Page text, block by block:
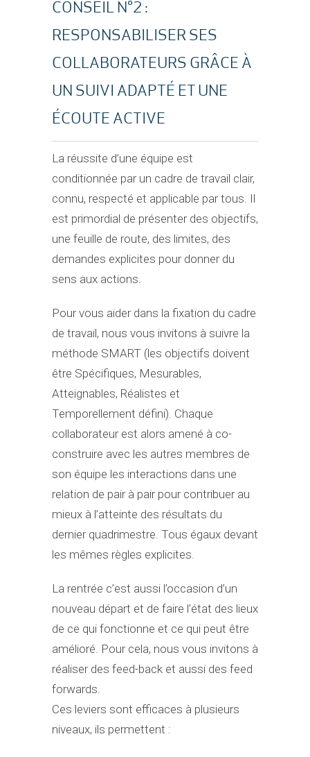
CONSEIL N°2 :
RESPONSABILISER SES
COLLABORATEURS GRÂCE À
UN SUIVI ADAPTÉ ET UNE
ÉCOUTE ACTIVE
La réussite d’une équipe est
conditionnée par un cadre de travail clair,
connu, respecté et applicable par tous. Il
est primordial de présenter des objectifs,
une feuille de route, des limites, des
demandes explicites pour donner du
sens aux actions.
Pour vous aider dans la fixation du cadre
de travail, nous vous invitons à suivre la
méthode SMART (les objectifs doivent
être Spécifiques, Mesurables,
Atteignables, Réalistes et
Temporellement défini). Chaque
collaborateur est alors amené à co-
construire avec les autres membres de
son équipe les interactions dans une
relation de pair à pair pour contribuer au
mieux à l’atteinte des résultats du
dernier quadrimestre. Tous égaux devant
les mêmes règles explicites.
La rentrée c’est aussi l’occasion d’un
nouveau départ et de faire l’état des lieux
de ce qui fonctionne et ce qui peut être
amélioré. Pour cela, nous vous invitons à
réaliser des feed-back et aussi des feed
forwards.
Ces leviers sont efficaces à plusieurs
niveaux, ils permettent :